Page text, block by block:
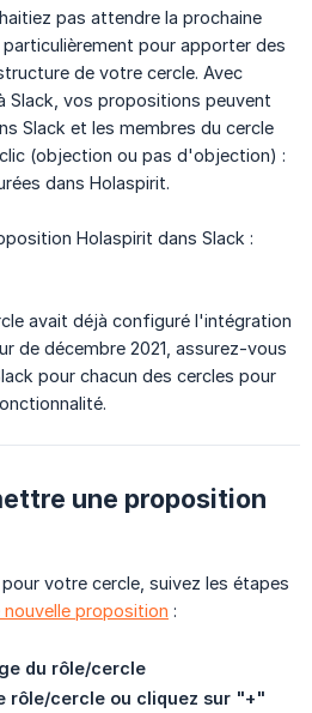
pas attendre la prochaine
pour apporter des
de votre cercle. Avec
Slack, vos propositions peuvent
Slack et les membres du cercle
(objection ou pas d'objection) :
dans Holaspirit.
Holaspirit dans Slack :
avait déjà configuré l'intégration
de décembre 2021, assurez-vous
pour chacun des cercles pour
une proposition
pour votre cercle, suivez les étapes
nouvelle proposition :
du rôle/cercle
rôle/cercle ou cliquez sur "+"